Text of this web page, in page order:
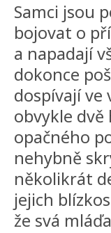
Samci jsou
bojovat o
a napadají
dokonce
dospívají ve
obvykle
opačného
nehybně
několikrát
jejich
že svá